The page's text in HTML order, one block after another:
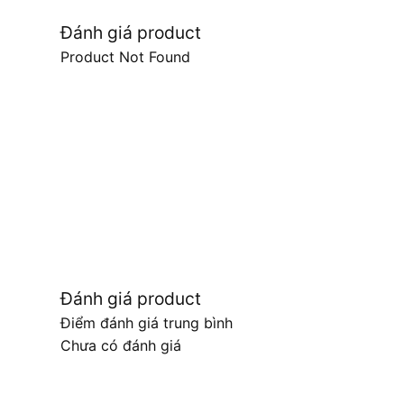
Đánh giá product
Product Not Found
Đánh giá product
Điểm đánh giá trung bình
Chưa có đánh giá